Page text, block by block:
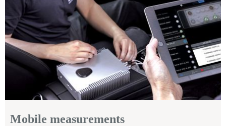
Mobile measurements